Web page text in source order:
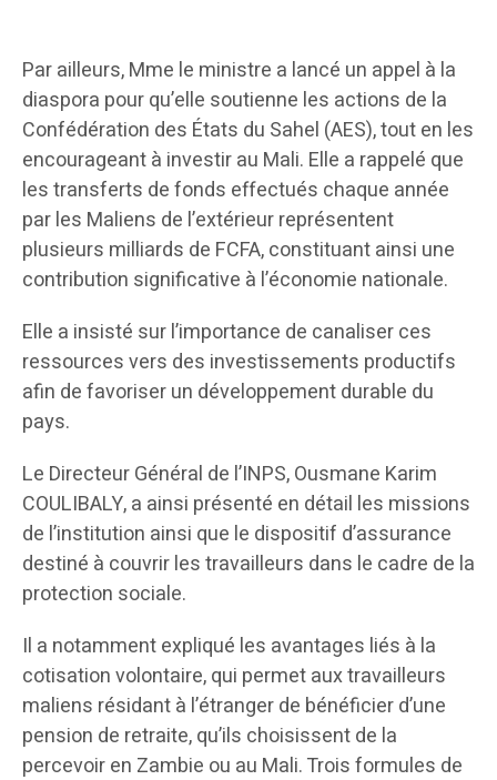
Par ailleurs, Mme le ministre a lancé un appel à la
diaspora pour qu’elle soutienne les actions de la
Confédération des États du Sahel (AES), tout en les
encourageant à investir au Mali. Elle a rappelé que
les transferts de fonds effectués chaque année
par les Maliens de l’extérieur représentent
plusieurs milliards de FCFA, constituant ainsi une
contribution significative à l’économie nationale.
Elle a insisté sur l’importance de canaliser ces
ressources vers des investissements productifs
afin de favoriser un développement durable du
pays.
Le Directeur Général de l’INPS, Ousmane Karim
COULIBALY, a ainsi présenté en détail les missions
de l’institution ainsi que le dispositif d’assurance
destiné à couvrir les travailleurs dans le cadre de la
protection sociale.
Il a notamment expliqué les avantages liés à la
cotisation volontaire, qui permet aux travailleurs
maliens résidant à l’étranger de bénéficier d’une
pension de retraite, qu’ils choisissent de la
percevoir en Zambie ou au Mali. Trois formules de